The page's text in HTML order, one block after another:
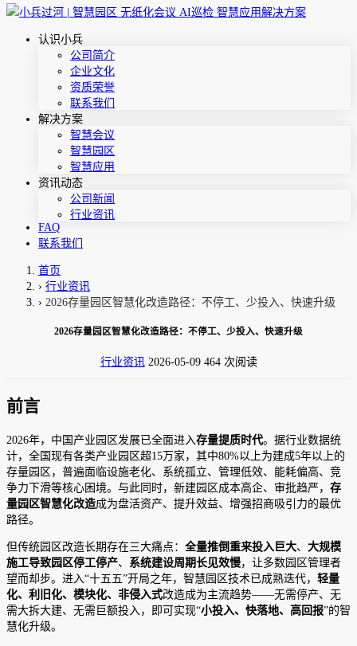
认识小兵
公司简介
企业文化
资质荣誉
联系我们
解决方案
智慧会议
智慧园区
智慧应用
资讯动态
公司新闻
行业资讯
FAQ
联系我们
首页
› 行业资讯
› 2026存量园区智慧化改造路径：不停工、少投入、快速升级
2026存量园区智慧化改造路径：不停工、少投入、快速升级
行业资讯 2026-05-09 464 次阅读
前言
2026年，中国产业园区发展已全面进入存量提质时代。据行业数据统
计，全国现有各类产业园区超15万家，其中80%以上为建成5年以上的
存量园区，普遍面临设施老化、系统孤立、管理低效、能耗偏高、竞
争力下滑等核心困境。与此同时，新建园区成本高企、审批趋严， 存
量园区智慧化改造成为盘活资产、提升效益、增强招商吸引力的最优
路径。
但传统园区改造长期存在三大痛点： 全量推倒重来投入巨大、 大规模
施工导致园区停工停产、 系统建设周期长见效慢，让多数园区管理者
望而却步。进入“十五五”开局之年，智慧园区技术已成熟迭代， 轻量
化、利旧化、模块化、非侵入式改造成为主流趋势——无需停产、无
需大拆大建、无需巨额投入，即可实现“小投入、快落地、高回报”的智
慧化升级。